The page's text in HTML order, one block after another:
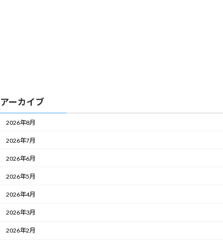
アーカイブ
2026年8月
2026年7月
2026年6月
2026年5月
2026年4月
2026年3月
2026年2月